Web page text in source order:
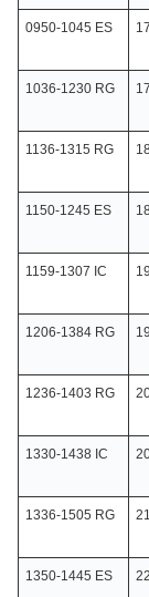
0950-1045 ES
1036-1230 RG
1136-1315 RG
1150-1245 ES
1159-1307 IC
1206-1384 RG
1236-1403 RG
1330-1438 IC
1336-1505 RG
1350-1445 ES